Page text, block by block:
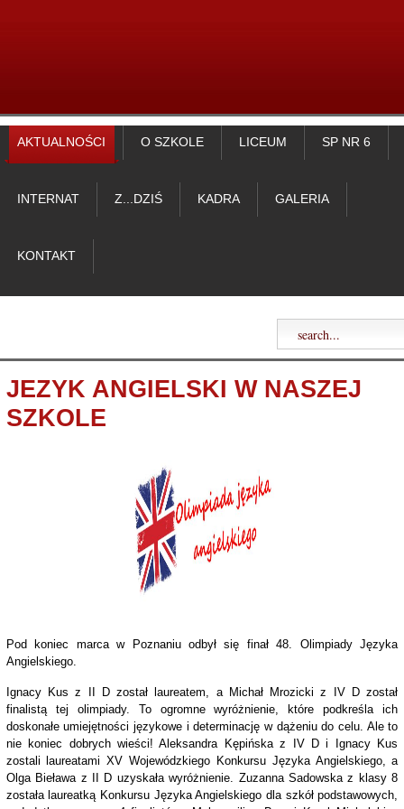
AKTUALNOŚCI O SZKOLE LICEUM SP NR 6
INTERNAT Z...DZIŚ KADRA GALERIA
KONTAKT
JEZYK ANGIELSKI W NASZEJ
SZKOLE
Pod koniec marca w Poznaniu odbył się finał 48. Olimpiady Języka
Angielskiego.
Ignacy Kus z II D został laureatem, a Michał Mrozicki z IV D został
finalistą tej olimpiady. To ogromne wyróżnienie, które podkreśla ich
doskonałe umiejętności językowe i determinację w dążeniu do celu. Ale to
nie koniec dobrych wieści! Aleksandra Kępińska z IV D i Ignacy Kus
zostali laureatami XV Wojewódzkiego Konkursu Języka Angielskiego, a
Olga Bieława z II D uzyskała wyróżnienie. Zuzanna Sadowska z klasy 8
została laureatką Konkursu Języka Angielskiego dla szkół podstawowych,